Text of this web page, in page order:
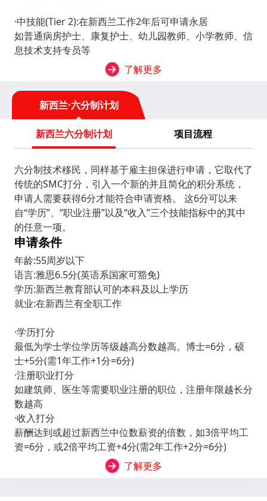
·中技能(Tier 2):在新西兰工作2年后可申请永居
如普通病房护士、康复护士、幼儿园教师、小学教师、信
息技术支持专员等
了解更多
新西兰·六分制计划
新西兰六分制计划 项目流程
六分制技术移民，同样基于雇主担保进行申请，它取代了
传统的SMC打分，引入一个新的并且简化的积分系统，
申请人需要获得6分才能符合申请资格。 这6分可以来
自“学历”、“职业注册”以及“收入”三个技能指标中的其中
的任意一项。
申请条件
年龄:55周岁以下
语言:雅思6.5分(英语系国家可豁免)
学历:新西兰教育部认可的本科及以上学历
就业:在新西兰有全职工作
·学历打分
最低为学士学位学历等级越高分数越高。博士=6分，硕
士+5分(需1年工作+1分=6分)
·注册职业打分
如建筑师、医生等需要职业注册的职位，注册年限越长分
数越高
·收入打分
薪酬达到或超过新西兰中位数薪资的倍数，如3倍平均工
资=6分，或2倍平均工资+4分(需2年工作+2分=6分)
了解更多